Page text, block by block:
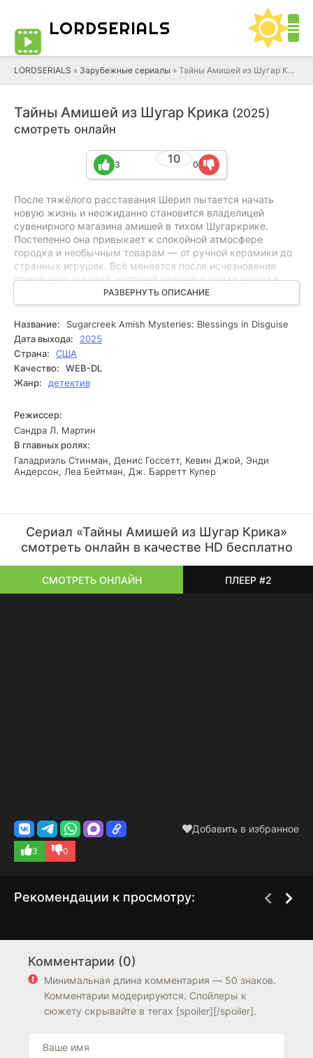
LORDSERIALS
LORDSERIALS » Зарубежные сериалы » Тайны Амишей из Шугар Крика
Тайны Амишей из Шугар Крика (2025)
смотреть онлайн
10
3 0
После тяжёлого расставания Шерил пытается начать
новую жизнь и неожиданно становится владелицей
сувенирного магазина амишей в тихом Шугаркрике.
Постепенно она привыкает к спокойной атмосфере
городка и необычным товарам — от ручной керамики до
странных игрушек. Всё меняется после исчезновения
старинного амулета, который хранился среди вещей в
магазине. Понимая, что за кражей скрывается нечто
большее, Шерил обращается за помощью к Наоми и Леви.
Вместе они начинают разбираться в произошедшем и
сталкиваются с тайнами прошлого, которые до сих пор
влияют на жителей Шугаркрика.
РАЗВЕРНУТЬ ОПИСАНИЕ
Название:
Sugarcreek Amish Mysteries: Blessings in Disguise
Дата выхода:
2025
Страна:
США
Качество:
WEB-DL
Жанр:
детектив
Режиссер:
Сандра Л. Мартин
В главных ролях:
Галадриэль Стинман, Денис Госсетт, Кевин Джой, Энди
Андерсон, Леа Бейтман, Дж. Барретт Купер
Сериал «Тайны Амишей из Шугар Крика»
смотреть онлайн в качестве HD бесплатно
СМОТРЕТЬ ОНЛАЙН ПЛЕЕР #2
Добавить в избранное
3 0
Рекомендации к просмотру:
6.4
Комментарии (0)
Минимальная длина комментария — 50 знаков.
Комментарии модерируются. Спойлеры к
сюжету скрывайте в тегах [spoiler][/spoiler].